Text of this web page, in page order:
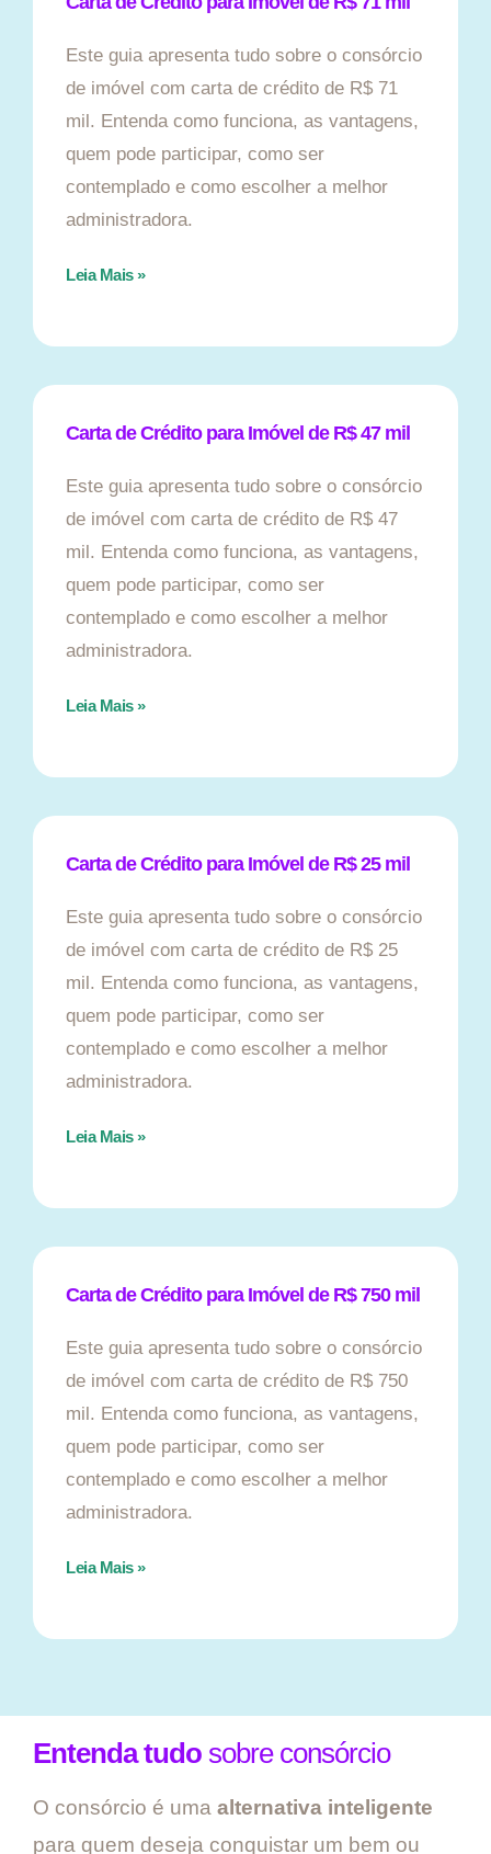
Este guia apresenta tudo sobre o consórcio
de imóvel com carta de crédito de R$ 71
mil. Entenda como funciona, as vantagens,
quem pode participar, como ser
contemplado e como escolher a melhor
administradora.
Leia Mais »
Carta de Crédito para Imóvel de R$ 47 mil
Este guia apresenta tudo sobre o consórcio
de imóvel com carta de crédito de R$ 47
mil. Entenda como funciona, as vantagens,
quem pode participar, como ser
contemplado e como escolher a melhor
administradora.
Leia Mais »
Carta de Crédito para Imóvel de R$ 25 mil
Este guia apresenta tudo sobre o consórcio
de imóvel com carta de crédito de R$ 25
mil. Entenda como funciona, as vantagens,
quem pode participar, como ser
contemplado e como escolher a melhor
administradora.
Leia Mais »
Carta de Crédito para Imóvel de R$ 750 mil
Este guia apresenta tudo sobre o consórcio
de imóvel com carta de crédito de R$ 750
mil. Entenda como funciona, as vantagens,
quem pode participar, como ser
contemplado e como escolher a melhor
administradora.
Leia Mais »
Entenda tudo sobre consórcio
O consórcio é uma alternativa inteligente
para quem deseja conquistar um bem ou